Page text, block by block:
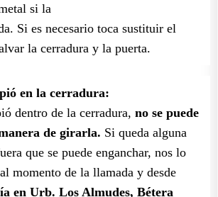
si la
Si es necesario toca sustituir el
la cerradura y la puerta.
en la cerradura:
dentro de la cerradura, no se puede
de girarla. Si queda alguna
que se puede enganchar, nos lo
momento de la llamada y desde
en Urb. Los Almudes, Bétera